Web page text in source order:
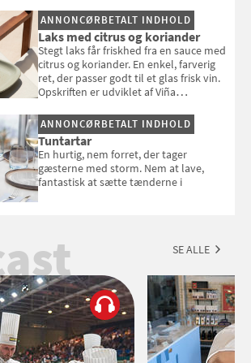
selvstændigt måltid. Opskriften er fra
Louisa Lorangs kogebog "Salat".
ANNONCØRBETALT INDHOLD
Laks med citrus og koriander
Stegt laks får friskhed fra en sauce med
citrus og koriander. En enkel, farverig
ret, der passer godt til et glas frisk vin.
Opskriften er udviklet af Viña
ANNONCØRBETALT INDHOLD
Tuntartar
En hurtig, nem forret, der tager
gæsterne med storm. Nem at lave,
fantastisk at sætte tænderne i
SE ALLE